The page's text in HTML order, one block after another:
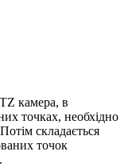
камера, в
точках, необхідно
складається
точок